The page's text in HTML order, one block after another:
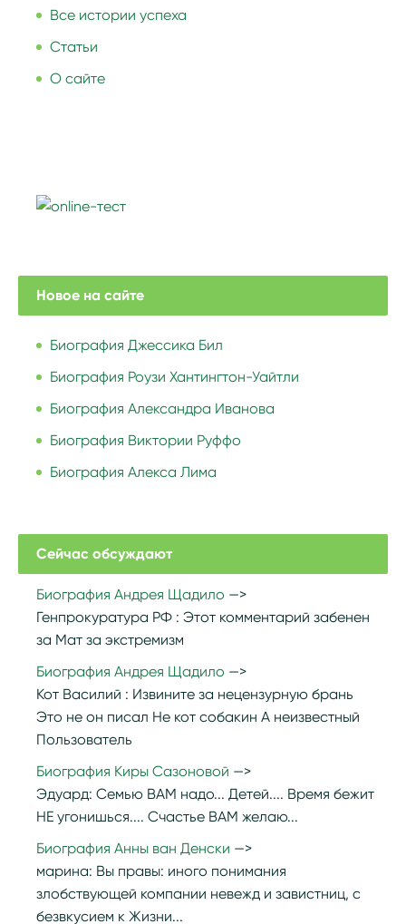
Все истории успеха
Статьи
О сайте
Новое на сайте
Биография Джессика Бил
Биография Роузи Хантингтон-Уайтли
Биография Александра Иванова
Биография Виктории Руффо
Биография Алекса Лима
Сейчас обсуждают
Биография Андрея Щадило
Генпрокуратура РФ : Этот комментарий забенен
за Мат за экстремизм
Биография Андрея Щадило
Кот Василий : Извините за нецензурную брань
Это не он писал Не кот собакин А неизвестный
Пользователь
Биография Киры Сазоновой
Эдуард: Семью ВАМ надо... Детей.... Время бежит
НЕ угонишься.... Счастье ВАМ желаю...
Биография Анны ван Денски
марина: Вы правы: иного понимания
злобствующей компании невежд и завистниц, с
безвкусием к Жизни...